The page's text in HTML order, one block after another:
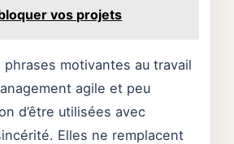
vos projets
motivantes au travail
agile et peu
d’être utilisées avec
Elles ne remplacent